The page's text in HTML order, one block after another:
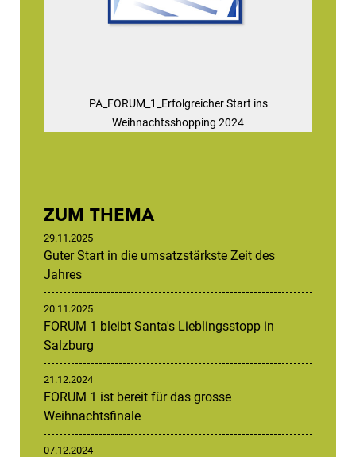
PA_FORUM_1_Erfolgreicher Start ins
Weihnachtsshopping 2024
ZUM THEMA
29.11.2025
Guter Start in die umsatzstärkste Zeit des
Jahres
20.11.2025
FORUM 1 bleibt Santa's Lieblingsstopp in
Salzburg
21.12.2024
FORUM 1 ist bereit für das grosse
Weihnachtsfinale
07.12.2024